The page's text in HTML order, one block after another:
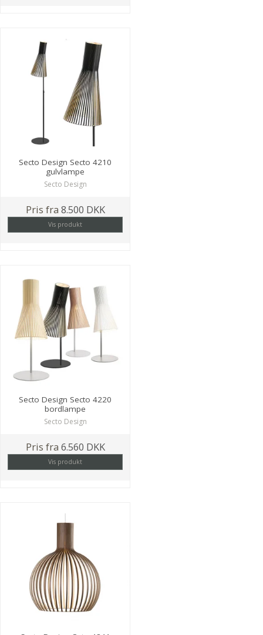
Secto Design Secto 4210
gulvlampe
Secto Design
Pris fra 8.500 DKK
Vis produkt
Secto Design Secto 4220
bordlampe
Secto Design
Pris fra 6.560 DKK
Vis produkt